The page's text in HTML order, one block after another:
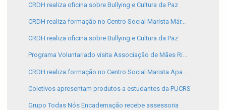
CRDH realiza oficina sobre Bullying e Cultura da Paz
CRDH realiza formação no Centro Social Marista Már...
CRDH realiza oficina sobre Bullying e Cultura da Paz
Programa Voluntariado visita Associação de Mães Ri...
CRDH realiza formação no Centro Social Marista Apa...
Coletivos apresentam produtos a estudantes da PUCRS
Grupo Todas Nós Encadernação recebe assessoria